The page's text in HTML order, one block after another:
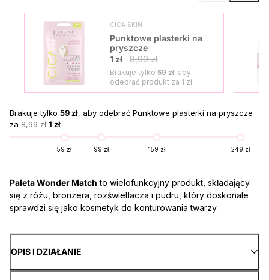
CICA SKIN
Punktowe plasterki na
pryszcze
1 zł
8,99 zł
Brakuje tylko 59 zł, aby
odebrać produkt za 1 zł
Brakuje tylko 59 zł, aby odebrać Punktowe plasterki na pryszcze
za 8,99 zł 1 zł
59 zł 99 zł 159 zł 249 zł
Paleta Wonder Match to wielofunkcyjny produkt, składający
się z różu, bronzera, rozświetlacza i pudru, który doskonale
sprawdzi się jako kosmetyk do konturowania twarzy.
OPIS I DZIAŁANIE